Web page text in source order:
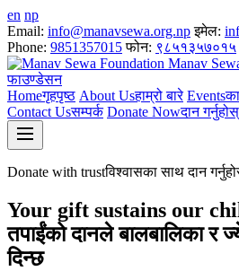
en np
Email: info@manavsewa.org.np इमेल:
Phone: 9851357015 फोन: ९८५१३५७०१५
Manav
फाउण्डेसन
Homeगृहपृष्ठ About Usहाम्रो बारे Events
Contact Usसम्पर्क Donate Nowदान गर्नुहोस्
Donate with trustविश्वासका साथ दान
Your gift sustains our
तपाईंको दानले बालबालिका र
दिन्छ